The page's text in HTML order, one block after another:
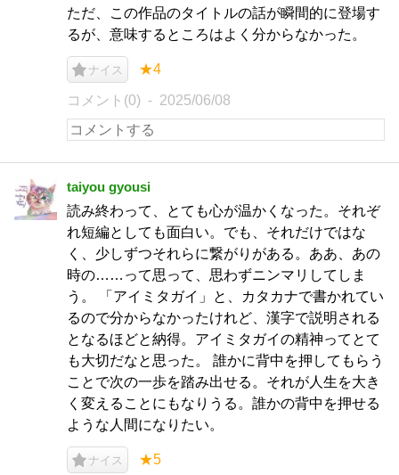
ただ、この作品のタイトルの話が瞬間的に登場す
るが、意味するところはよく分からなかった。
ナイス ★4
コメント(0) 2025/06/08
taiyou gyousi
読み終わって、とても心が温かくなった。それぞ
れ短編としても面白い。でも、それだけではな
く、少しずつそれらに繋がりがある。ああ、あの
時の……って思って、思わずニンマリしてしま
う。 「アイミタガイ」と、カタカナで書かれてい
るので分からなかったけれど、漢字で説明される
となるほどと納得。アイミタガイの精神ってとて
も大切だなと思った。 誰かに背中を押してもらう
ことで次の一歩を踏み出せる。それが人生を大き
く変えることにもなりうる。誰かの背中を押せる
ような人間になりたい。
ナイス ★5